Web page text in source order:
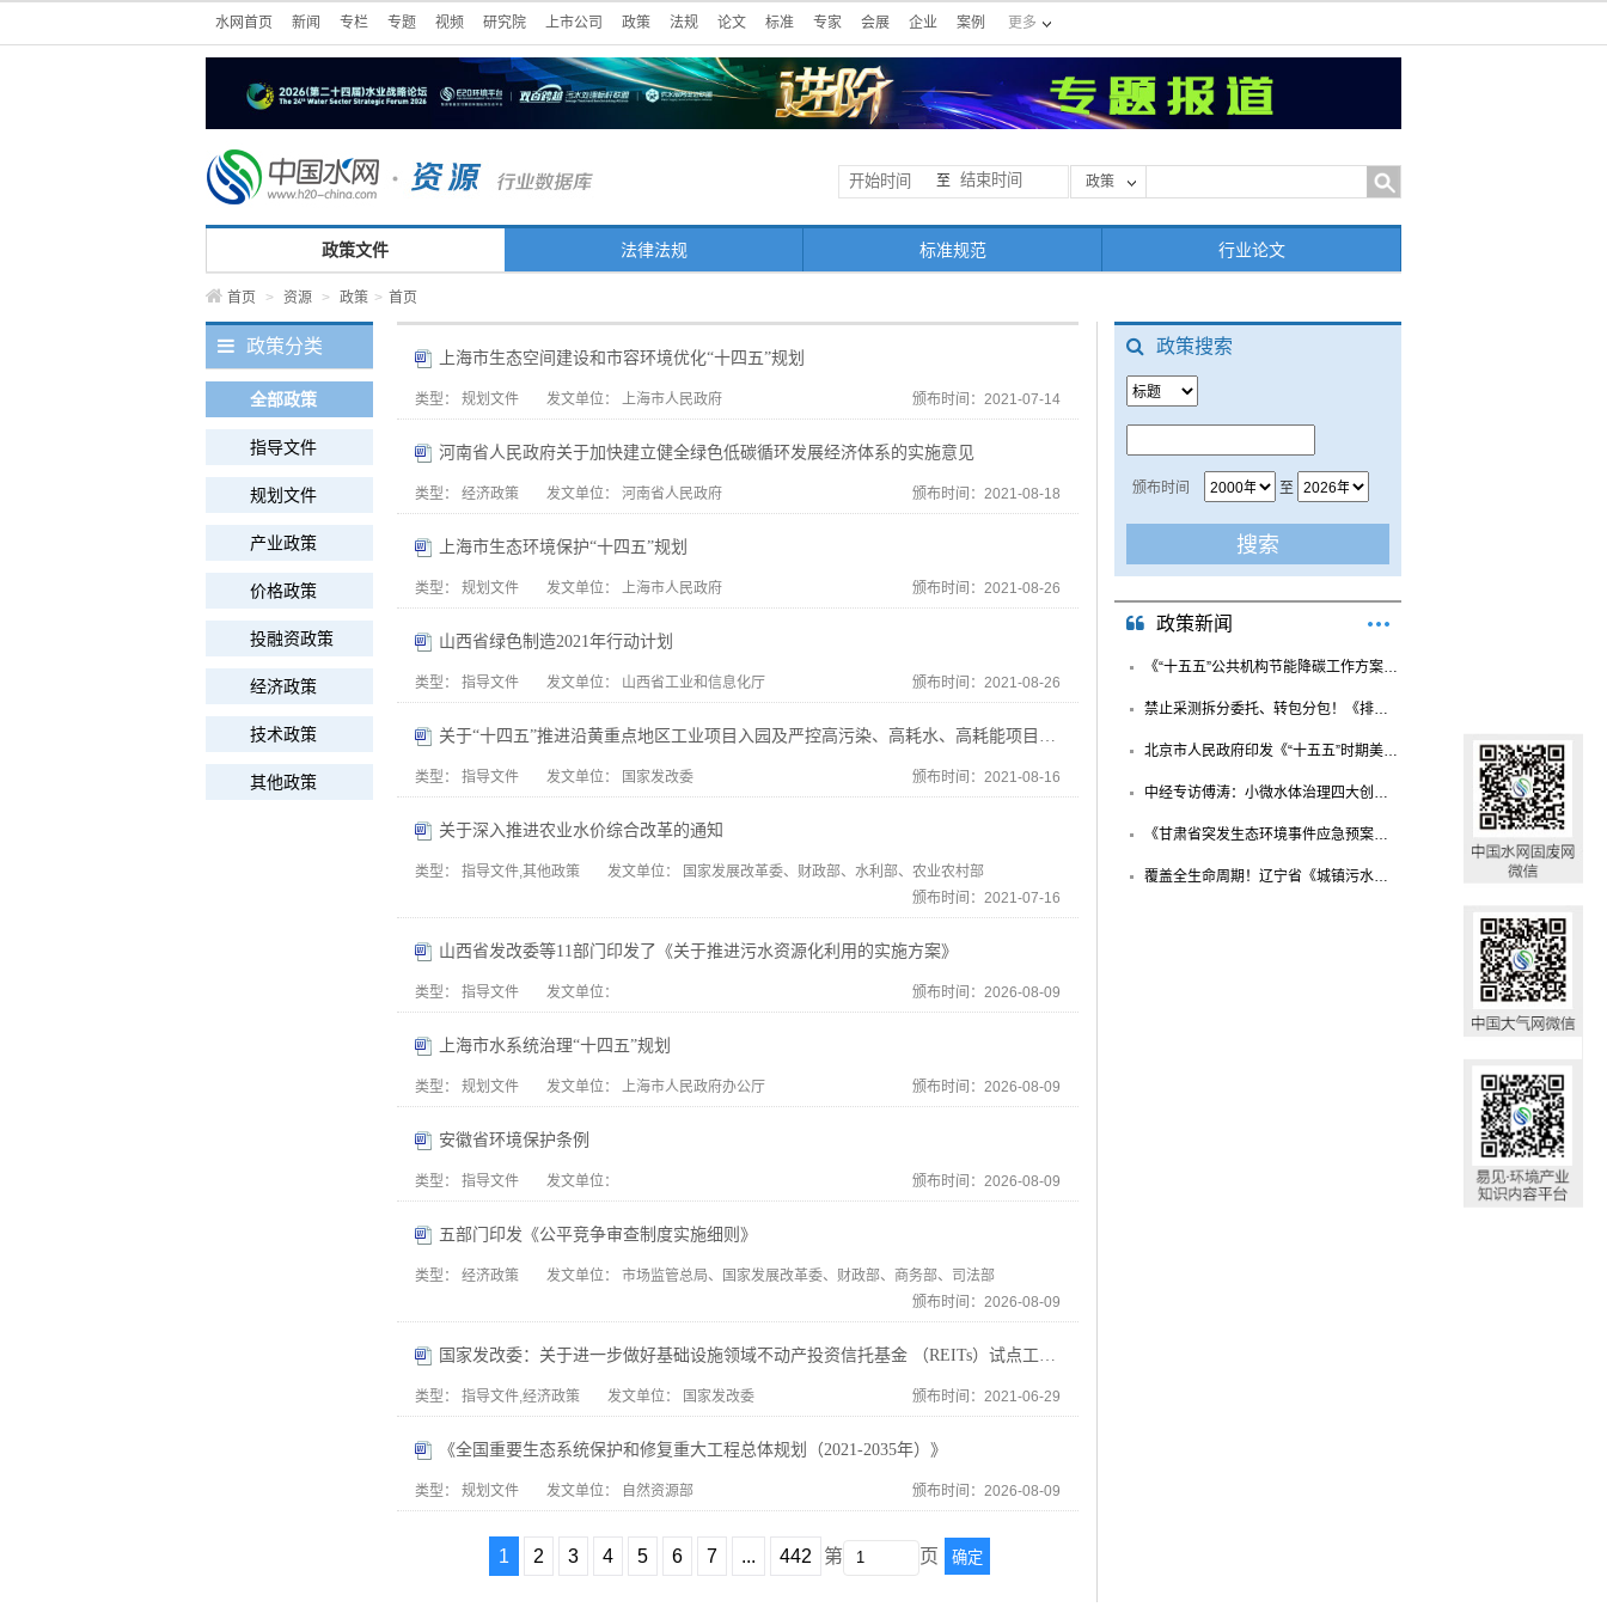
水网首页 新闻 专栏 专题 视频 研究院 上市公司 政策 法规 论文 标准 专家 会展 企业 案例 更多
至 政策
政策文件 法律法规 标准规范 行业论文
首页 > 资源 > 政策 > 首页
政策分类
全部政策
指导文件
规划文件
产业政策
价格政策
投融资政策
经济政策
技术政策
其他政策
上海市生态空间建设和市容环境优化“十四五”规划
类型： 规划文件 发文单位： 上海市人民政府 颁布时间：2021-07-14
河南省人民政府关于加快建立健全绿色低碳循环发展经济体系的实施意见
类型： 经济政策 发文单位： 河南省人民政府 颁布时间：2021-08-18
上海市生态环境保护“十四五”规划
类型： 规划文件 发文单位： 上海市人民政府 颁布时间：2021-08-26
山西省绿色制造2021年行动计划
类型： 指导文件 发文单位： 山西省工业和信息化厅 颁布时间：2021-08-26
关于“十四五”推进沿黄重点地区工业项目入园及严控高污染、高耗水、高耗能项目的通知
类型： 指导文件 发文单位： 国家发改委 颁布时间：2021-08-16
关于深入推进农业水价综合改革的通知
类型： 指导文件,其他政策 发文单位：
国家发展改革委、财政部、水利部、农业农村部
颁布时间：2021-07-16
山西省发改委等11部门印发了《关于推进污水资源化利用的实施方案》
类型： 指导文件 发文单位： 颁布时间：2026-08-09
上海市水系统治理“十四五”规划
类型： 规划文件 发文单位： 上海市人民政府办公厅 颁布时间：2026-08-09
安徽省环境保护条例
类型： 指导文件 发文单位： 颁布时间：2026-08-09
五部门印发《公平竞争审查制度实施细则》
类型： 经济政策 发文单位： 市场监管总局、国家发展改革委、财政部、商务部、司法部
颁布时间：2026-08-09
国家发改委：关于进一步做好基础设施领域不动产投资信托基金 （REITs）试点工作的通知
类型： 指导文件,经济政策 发文单位： 国家发改委 颁布时间：2021-06-29
《全国重要生态系统保护和修复重大工程总体规划（2021-2035年）》
类型： 规划文件 发文单位： 自然资源部 颁布时间：2026-08-09
1 2 3 4 5 6 7 ... 442 第 页 确定
政策搜索
颁布时间 至
政策新闻
《“十五五”公共机构节能降碳工作方案》重...
禁止采测拆分委托、转包分包！《排污单位自...
北京市人民政府印发《“十五五”时期美丽北...
中经专访傅涛：小微水体治理四大创新方向，...
《甘肃省突发生态环境事件应急预案》印发
覆盖全生命周期！辽宁省《城镇污水处理厂碳...